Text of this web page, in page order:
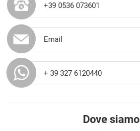
+39 0536 073601
Email
+ 39 327 6120440
Dove siamo